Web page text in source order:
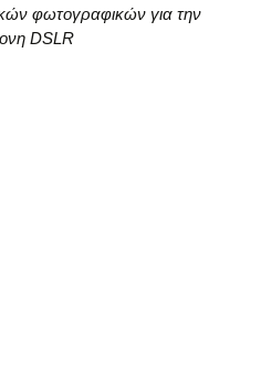
φωτογραφικών για την
DSLR